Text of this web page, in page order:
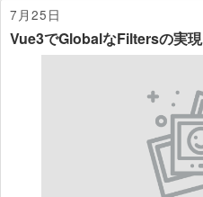
7月25日
Vue3でGlobalなFiltersの実現